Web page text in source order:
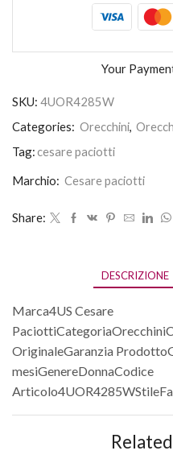
Your
SKU: 4UOR4285W
Categories: Orecchini,
Tag: cesare paciotti
Marchio: Cesare paciotti
Share:
DESCRIZIONE
Marca4US Cesare
OriginaleGaranzia
mesiGenereDonnaCodice